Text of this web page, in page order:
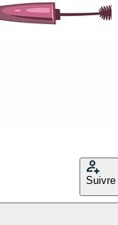
Suivre